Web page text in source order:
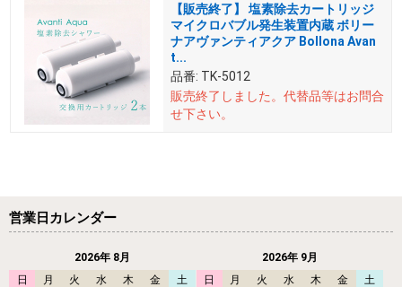
【販売終了】 塩素除去カートリッジ
マイクロバブル発生装置内蔵 ボリー
ナアヴァンティアクア Bollona Avan
t...
品番: TK-5012
販売終了しました。 代替品等はお問合
せ下さい。
営業日カレンダー
2026年 8月
日
月 火 水 木 金
土
2026年 9月
日
月 火 水 木 金
土